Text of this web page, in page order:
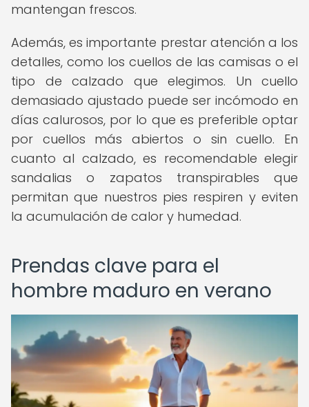
mantengan frescos.
Además, es importante prestar atención a los
detalles, como los cuellos de las camisas o el
tipo de calzado que elegimos. Un cuello
demasiado ajustado puede ser incómodo en
días calurosos, por lo que es preferible optar
por cuellos más abiertos o sin cuello. En
cuanto al calzado, es recomendable elegir
sandalias o zapatos transpirables que
permitan que nuestros pies respiren y eviten
la acumulación de calor y humedad.
Prendas clave para el
hombre maduro en verano